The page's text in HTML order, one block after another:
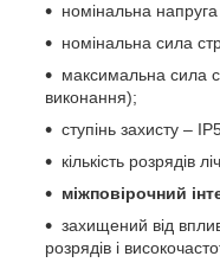
номінальна
номінальна сила
максимальна сила
виконання);
ступінь захисту –
кількість розрядів
міжповірочний
захищений від
розрядів і